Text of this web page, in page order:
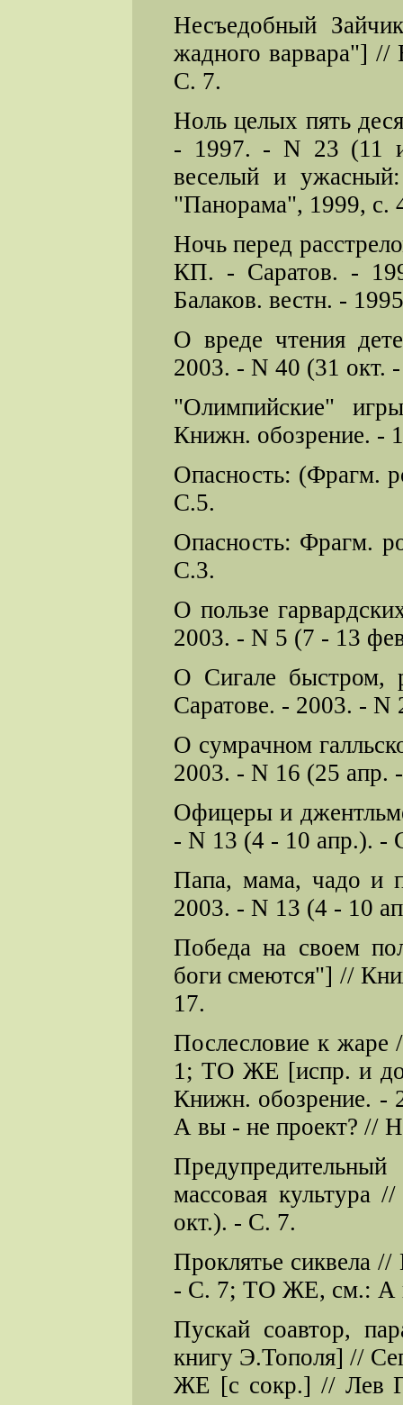
Несъедобный
жадного варвара"]
С. 7.
Ноль целых пять
- 1997. - N 23 (11
веселый и
"Панорама", 1999, с.
Ночь перед
КП. - Саратов. -
Балаков. вестн. -
О вреде чтения
2003. - N 40 (31 окт.
"Олимпийские"
Книжн. обозрение. -
Опасность: (Фрагм.
С.5.
Опасность: Фрагм.
С.3.
О пользе
2003. - N 5 (7 - 13
О Сигале
Саратове. - 2003. -
О сумрачном
2003. - N 16 (25 апр.
Офицеры и
- N 13 (4 - 10 апр.). -
Папа, мама, чадо и
2003. - N 13 (4 - 10
Победа на своем
боги смеются"] //
17.
Послесловие к
1; ТО ЖЕ [испр. и
Книжн. обозрение.
А вы - не проект? //
массовая
окт.). - С. 7.
Проклятье сиквела
- С. 7; ТО ЖЕ, см.: А
Пускай соавтор,
книгу Э.Тополя] //
ЖЕ [с сокр.] // Лев